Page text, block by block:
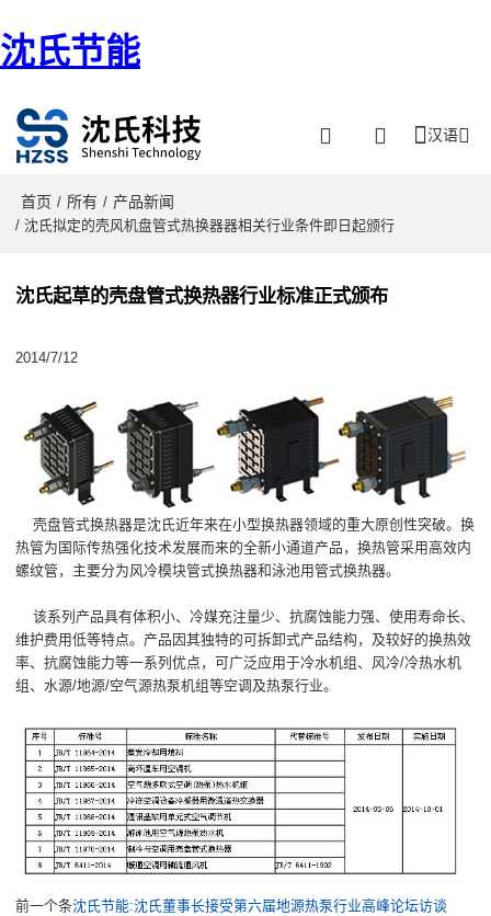
沈氏节能
汉语
首页 / 所有 / 产品新闻
/ 沈氏拟定的壳风机盘管式热换器器相关行业条件即日起颁行
沈氏起草的壳盘管式换热器行业标准正式颁布
2014/7/12
壳盘管式换热器是沈氏近年来在小型换热器领域的重大原创性突破。换
热管为国际传热强化技术发展而来的全新小通道产品，换热管采用高效内
螺纹管，主要分为风冷模块管式换热器和泳池用管式换热器。
该系列产品具有体积小、冷媒充注量少、抗腐蚀能力强、使用寿命长、
维护费用低等特点。产品因其独特的可拆卸式产品结构，及较好的换热效
率、抗腐蚀能力等一系列优点，可广泛应用于冷水机组、风冷/冷热水机
组、水源/地源/空气源热泵机组等空调及热泵行业。
前一个条沈氏节能:沈氏董事长接受第六届地源热泵行业高峰论坛访谈